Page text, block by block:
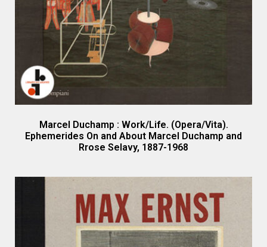
Marcel Duchamp : Work/Life. (Opera/Vita).
Ephemerides On and About Marcel Duchamp and
Rrose Selavy, 1887-1968